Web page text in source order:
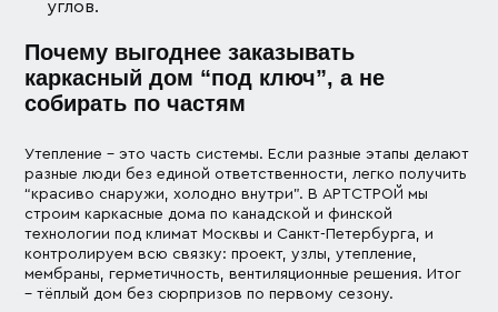
углов.
Почему выгоднее заказывать
каркасный дом “под ключ”, а не
собирать по частям
Утепление – это часть системы. Если разные этапы делают
разные люди без единой ответственности, легко получить
“красиво снаружи, холодно внутри”. В АРТСТРОЙ мы
строим каркасные дома по канадской и финской
технологии под климат Москвы и Санкт-Петербурга, и
контролируем всю связку: проект, узлы, утепление,
мембраны, герметичность, вентиляционные решения. Итог
– тёплый дом без сюрпризов по первому сезону.